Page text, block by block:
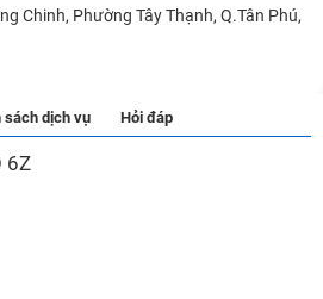
Chinh, Phường Tây Thạnh, Q.Tân Phú,
sách dịch vụ Hỏi đáp
6Z